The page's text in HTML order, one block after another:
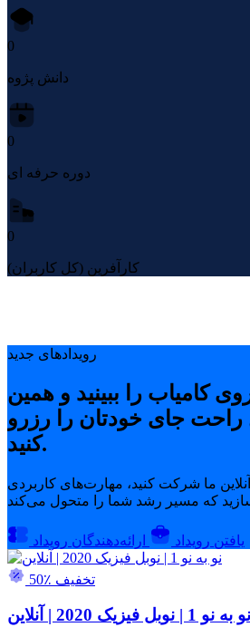
0
دانش پژوه
0
دوره حرفه ای
0
کارآفرین (کل کاربران)
رویدادهای جدید
کامیاب را ببینید و همین
راحت جای خودتان را رزرو
کنید.
ما شرکت کنید، مهارت‌های کاربردی
یافتن رویداد ارائه‌دهندگان رویداد
50٪ تخفیف
نو به نو 1 | نوبل فیزیک 2020 | آنلاین